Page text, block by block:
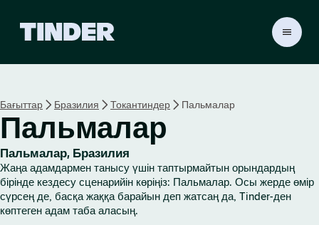
r
H
o
m
e
Бағыттар Бразилия Токантиндер Пальмалар
Пальмалар
Пальмалар, Бразилия
Жаңа адамдармен танысу үшін таптырмайтын орындардың
бірінде кездесу сценарийін көріңіз: Пальмалар. Осы жерде өмір
сүрсең де, басқа жаққа барайын деп жатсаң да, Tinder-ден
көптеген адам таба аласың.